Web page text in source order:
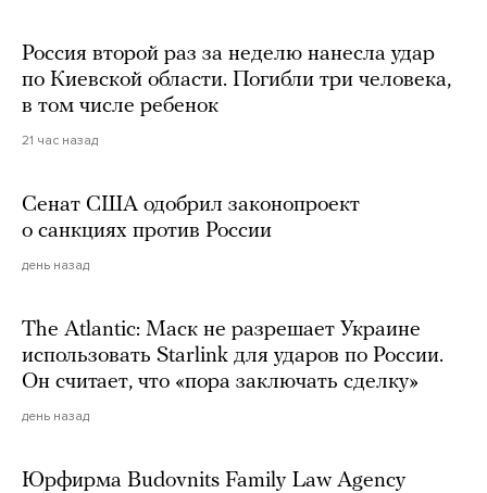
Россия второй раз за неделю нанесла удар
по Киевской области. Погибли три человека,
в том числе ребенок
21 час назад
Сенат США одобрил законопроект
о санкциях против России
день назад
The Atlantic: Маск не разрешает Украине
использовать Starlink для ударов по России.
Он считает, что «пора заключать сделку»
день назад
Юрфирма Budovnits Family Law Agency